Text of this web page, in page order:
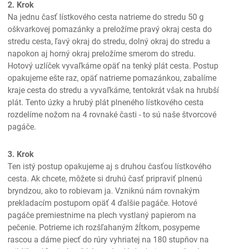
2. Krok
Na jednu časť lístkového cesta natrieme do stredu 50 g
oškvarkovej pomazánky a preložíme pravý okraj cesta do
stredu cesta, ľavý okraj do stredu, dolný okraj do stredu a
napokon aj horný okraj preložíme smerom do stredu.
Hotový uzlíček vyvaľkáme opäť na tenký plát cesta. Postup
opakujeme ešte raz, opäť natrieme pomazánkou, zabalíme
kraje cesta do stredu a vyvaľkáme, tentokrát však na hrubší
plát. Tento úzky a hrubý plát plneného lístkového cesta
rozdelíme nožom na 4 rovnaké časti - to sú naše štvorcové
pagáče.
3. Krok
Ten istý postup opakujeme aj s druhou časťou lístkového
cesta. Ak chcete, môžete si druhú časť pripraviť plnenú
bryndzou, ako to robievam ja. Vzniknú nám rovnakým
prekladacím postupom opäť 4 ďalšie pagáče. Hotové
pagáče premiestnime na plech vystlaný papierom na
pečenie. Potrieme ich rozšľahaným žĺtkom, posypeme
rascou a dáme piecť do rúry vyhriatej na 180 stupňov na